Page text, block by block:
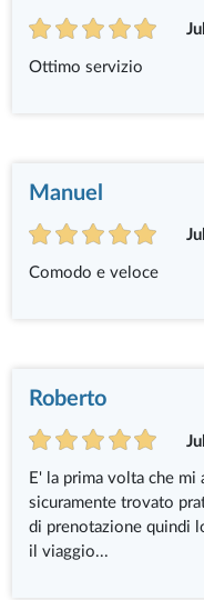
Ottimo servizio
Manuel
Comodo e veloce
Roberto
E' la prima volta che
sicuramente trovato
di prenotazione quindi
il viaggio...